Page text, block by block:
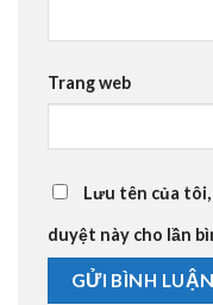
Trang web
Lưu tên của
duyệt này cho lần